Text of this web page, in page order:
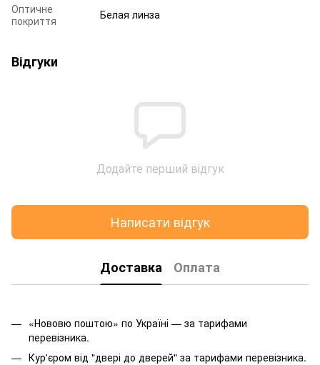
Оптичне
покриття
Белая линза
Відгуки
Додайте перший відгук
Написати відгук
Доставка Оплата
«Нововю поштою» по Україні — за тарифами
перевізника.
Кур'єром від "двері до дверей" за тарифами перевізника.